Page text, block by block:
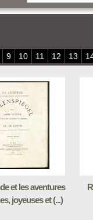
9 10 11 12 13
et les aventures
joyeuses et (...)